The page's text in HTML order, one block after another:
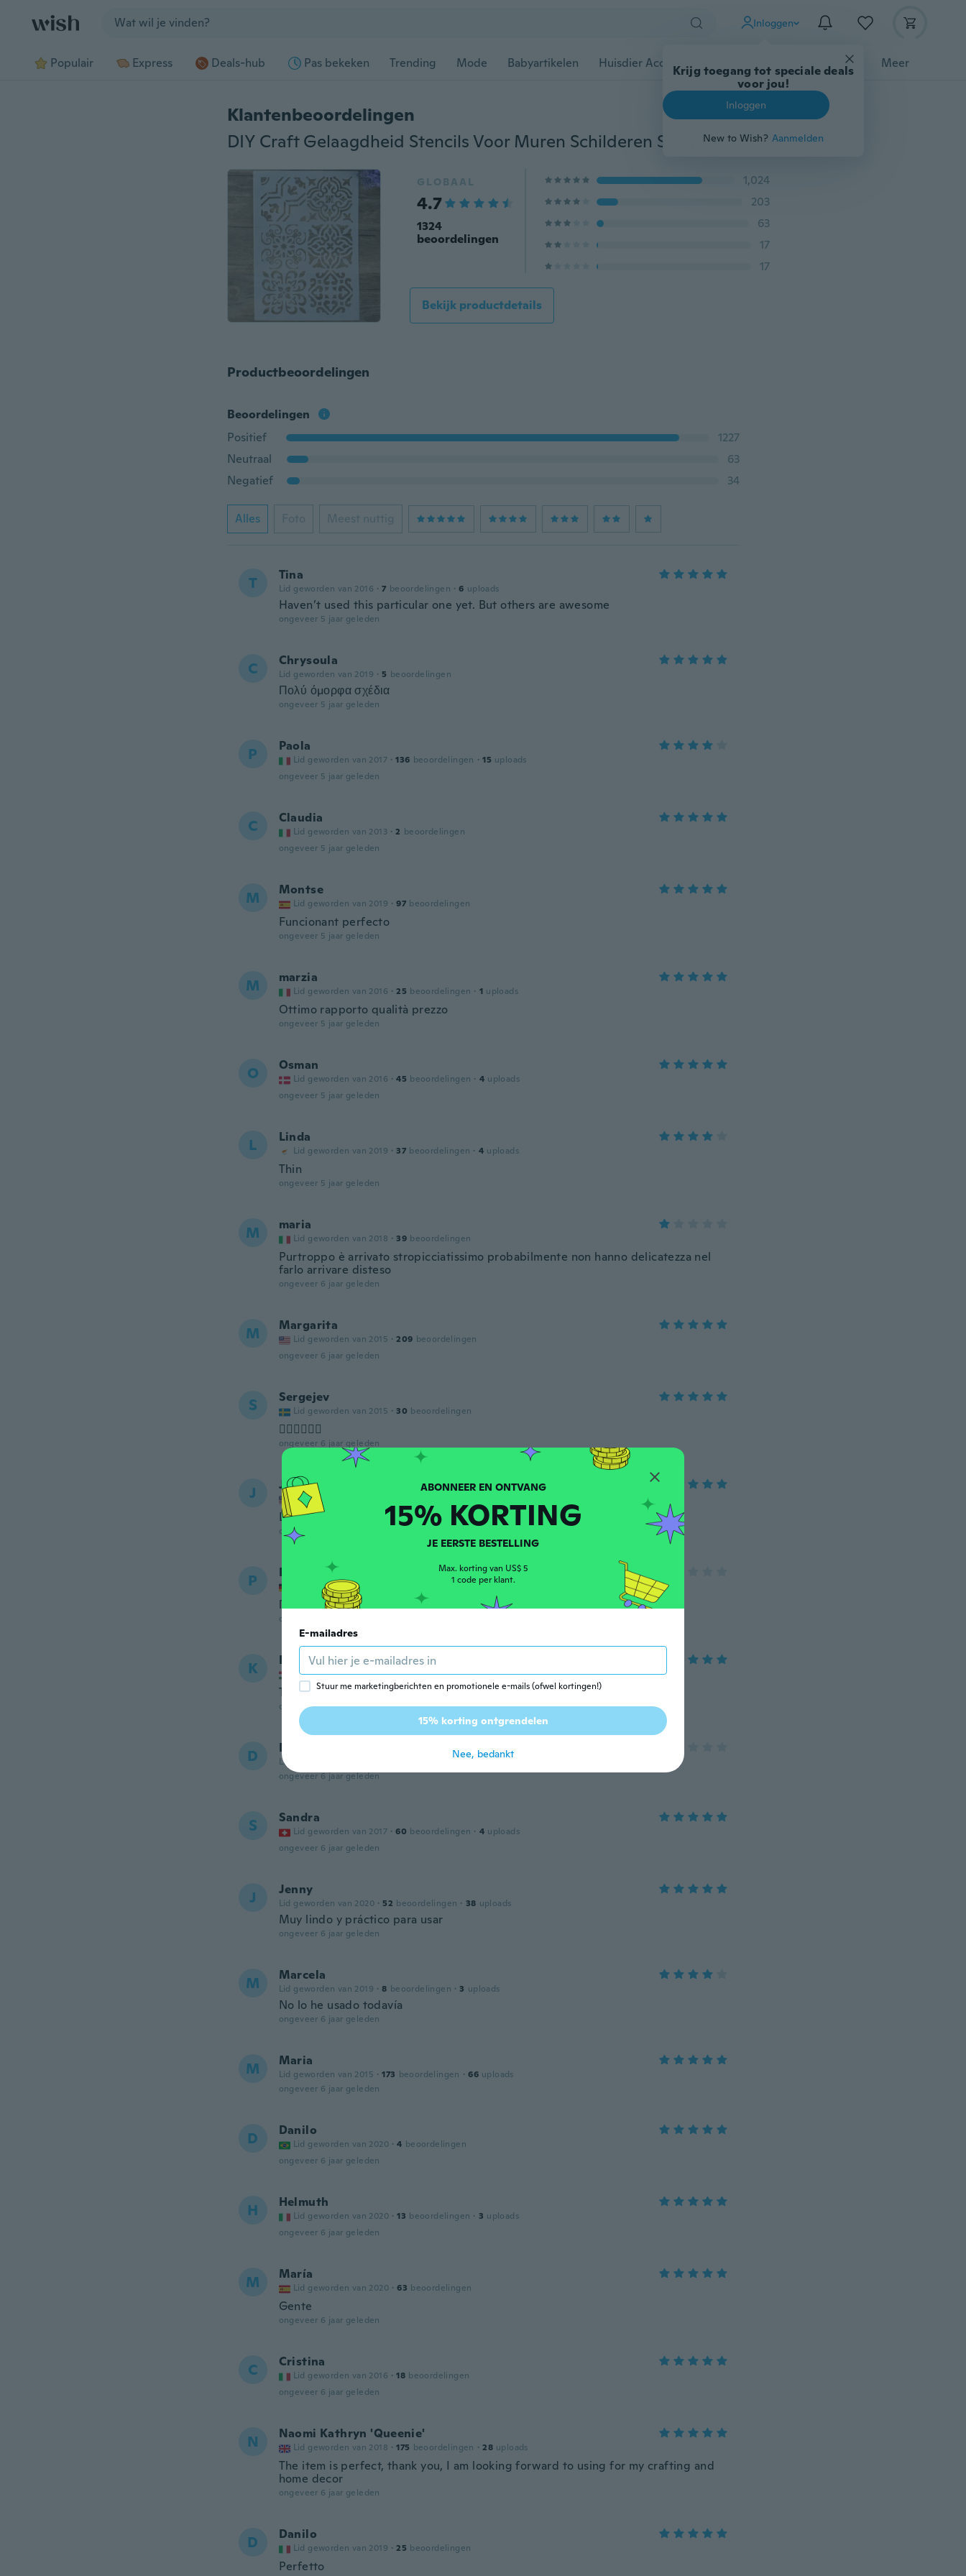
Inloggen
Krijg toegang tot speciale deals
voor jou!
Inloggen
New to Wish? Aanmelden
Populair Express Deals-hub Pas bekeken Trending Mode Babyartikelen Huisdier Accessoires Gereedschap Meer
Klantenbeoordelingen
DIY Craft Gelaagdheid Stencils Voor Muren Schilderen Scrapbooking Stempelen Stempel Album Decoratieve Embossing Papieren Kaart Bloem Sjabloon
GLOBAAL
4.7
1324
beoordelingen
1,024
203
63
17
17
Bekijk productdetails
Productbeoordelingen
Beoordelingen
Positief
1227
Neutraal
63
Negatief
34
Alles Foto Meest nuttig
T Tina
Lid geworden van 2016 · 7 beoordelingen · 6 uploads
Haven’t used this particular one yet. But others are awesome
ongeveer 5 jaar geleden
C Chrysoula
Lid geworden van 2019 · 5 beoordelingen
Πολύ όμορφα σχέδια
ongeveer 5 jaar geleden
P Paola
Lid geworden van 2017 · 136 beoordelingen · 15 uploads
ongeveer 5 jaar geleden
C Claudia
Lid geworden van 2013 · 2 beoordelingen
ongeveer 5 jaar geleden
M Montse
Lid geworden van 2019 · 97 beoordelingen
Funcionant perfecto
ongeveer 5 jaar geleden
M marzia
Lid geworden van 2016 · 25 beoordelingen · 1 uploads
Ottimo rapporto qualità prezzo
ongeveer 5 jaar geleden
O Osman
Lid geworden van 2016 · 45 beoordelingen · 4 uploads
ongeveer 5 jaar geleden
L Linda
Lid geworden van 2019 · 37 beoordelingen · 4 uploads
Thin
ongeveer 5 jaar geleden
M maria
Lid geworden van 2018 · 39 beoordelingen
Purtroppo è arrivato stropicciatissimo probabilmente non hanno delicatezza nel
farlo arrivare disteso
ongeveer 6 jaar geleden
M Margarita
Lid geworden van 2015 · 209 beoordelingen
ongeveer 6 jaar geleden
S Sergejev
Lid geworden van 2015 · 30 beoordelingen
👍🏼👍🏼👍🏼
ongeveer 6 jaar geleden
J Jawnjawn
Lid geworden van 2017
Love them
ongeveer 6 jaar geleden
P Persa
Lid geworden van 2016 beoordelingen
Περίμενα 3 μήνες μέχρι να έρθει. Αργεί πάρα πολύ
ongeveer 6 jaar geleden
K Kata
Lid geworden van 2018 · 5 beoordelingen · 5 uploads
Tökéletes a mérete.
ongeveer 6 jaar geleden
D Daaud
Lid geworden van 2015
ongeveer 6 jaar geleden
S Sandra
Lid geworden van 2017 · 60 beoordelingen · 4 uploads
ongeveer 6 jaar geleden
J Jenny
Lid geworden van 2020 · 52 beoordelingen · 38 uploads
Muy lindo y práctico para usar
ongeveer 6 jaar geleden
M Marcela
Lid geworden van 2019 · 8 beoordelingen · 3 uploads
No lo he usado todavía
ongeveer 6 jaar geleden
M Maria
Lid geworden van 2015 · 173 beoordelingen · 66 uploads
ongeveer 6 jaar geleden
D Danilo
Lid geworden van 2020 · 4 beoordelingen
ongeveer 6 jaar geleden
H Helmuth
Lid geworden van 2020 · 13 beoordelingen · 3 uploads
ongeveer 6 jaar geleden
M María
Lid geworden van 2020 · 63 beoordelingen
Gente
ongeveer 6 jaar geleden
C Cristina
Lid geworden van 2016 · 18 beoordelingen
ongeveer 6 jaar geleden
N Naomi Kathryn 'Queenie'
Lid geworden van 2018 · 175 beoordelingen · 28 uploads
The item is perfect, thank you, I am looking forward to using for my crafting and
home decor
ongeveer 6 jaar geleden
D Danilo
Lid geworden van 2019 · 25 beoordelingen
Perfetto
ABONNEER EN ONTVANG
15% KORTING
JE EERSTE BESTELLING
Max. korting van US$ 5
1 code per klant.
E-mailadres
Stuur me marketingberichten en promotionele e-mails (ofwel kortingen!)
15% korting ontgrendelen
Nee, bedankt